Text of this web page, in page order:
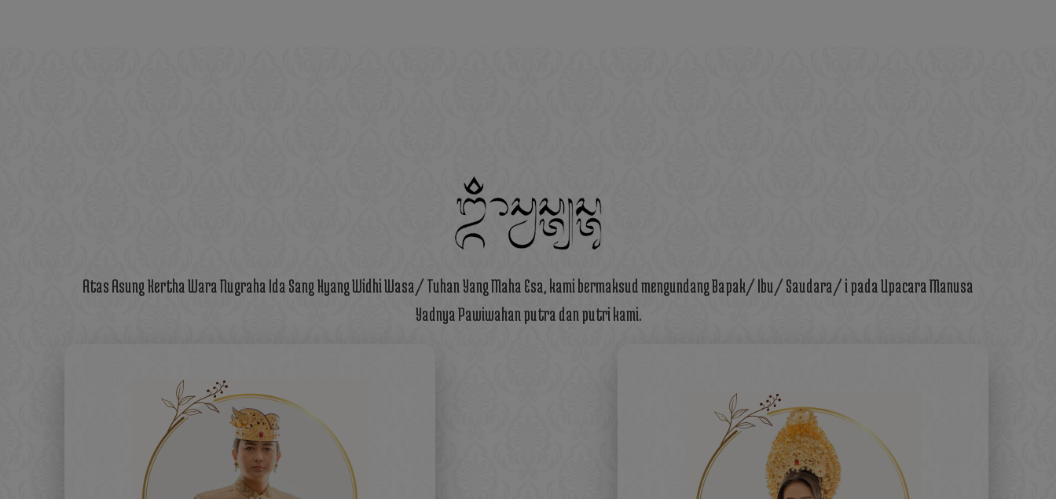
Atas Asung Kertha Wara Nugraha Ida Sang Hyang Widhi Wasa/ Tuhan Yang Maha Esa, kami bermaksud mengundang Bapak/ Ibu/ Saudara/ i pada Upacara Manusa
Yadnya Pawiwahan putra dan putri kami.